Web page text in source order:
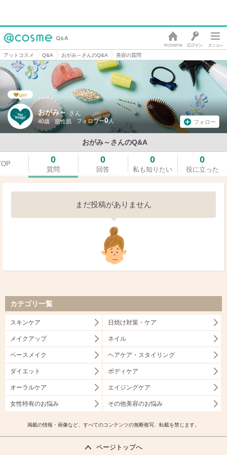
アットコスメ Q&A おがみ～さんのQ&A 美容の質問
おがみ～ さん
40歳 脂性肌 0 フォロー
おがみ～さんのQ&A
get
0
質問
0
回答
0
私も知りたい
0
役に立った
まだ投稿がありません
カテゴリ一覧
スキンケア 日焼け対策・ケア
メイクアップ ネイル
ベースメイク ヘアケア・スタイリング
ダイエット ボディケア
オーラルケア エイジングケア
女性特有のお悩み その他美容のお悩み
掲載の情報・画像など、すべてのコンテンツの無断複写、転載を禁じます。
ページトップへ